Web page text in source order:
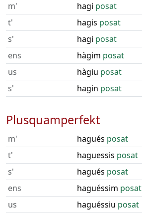
m' hagi posat
t'
hagis posat
s'
hagi posat
ens
hàgim posat
us
hàgiu posat
s'
hagin posat
Plusquamperfekt
m' hagués posat
t'
haguessis posat
s'
hagués posat
ens
haguéssim posat
us
haguéssiu posat